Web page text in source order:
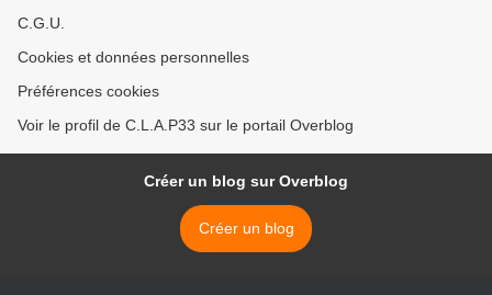
C.G.U.
Cookies et données personnelles
Préférences cookies
Voir le profil de C.L.A.P33 sur le portail Overblog
Créer un blog sur Overblog
Créer un blog